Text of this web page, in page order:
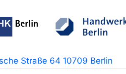
Straße 64 10709 Berlin